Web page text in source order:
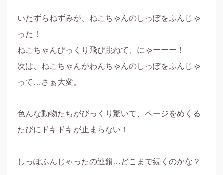
いたずらねずみが、ねこちゃんのしっぽをふんじゃ
った！
ねこちゃんびっくり飛び跳ねて、にゃーーー！
次は、ねこちゃんがわんちゃんのしっぽをふんじゃ
って…さぁ大変。
色んな動物たちがびっくり驚いて、ページをめくる
たびにドキドキが止まらない！
しっぽふんじゃったの連鎖…どこまで続くのかな？